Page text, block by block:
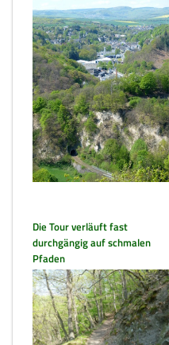
Die Tour verläuft fast
durchgängig auf schmalen
Pfaden